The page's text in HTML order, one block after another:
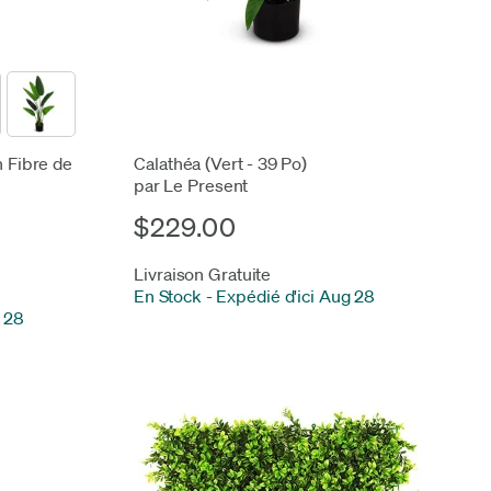
Fibre de
Calathéa (Vert - 39 Po)
par Le Present
$229.00
Livraison Gratuite
En Stock - Expédié d'ici Aug 28